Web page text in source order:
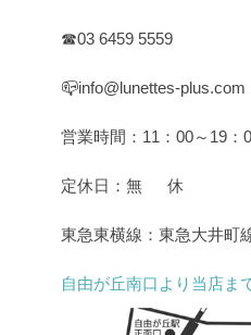
☎03 6459 5559
📪info@lunettes-plus.com
営業時間：11：00～19：
定休日：無 休
東急東横線：東急大井町
自由が丘南口より当店ま